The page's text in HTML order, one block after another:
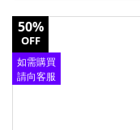
50%
OFF
如需購買
請向客服